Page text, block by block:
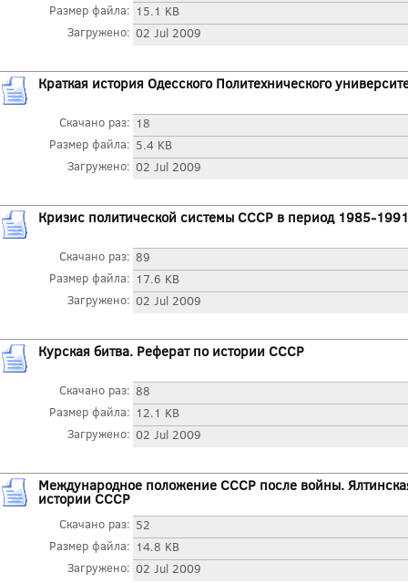
Размер файла: 15.1 KB
Загружено: 02 Jul 2009
Краткая история Одесского Политехнического
Скачано раз: 18
Размер файла: 5.4 KB
Загружено: 02 Jul 2009
Кризис политической системы СССР в период 1985-
Скачано раз: 89
Размер файла: 17.6 KB
Загружено: 02 Jul 2009
Курская битва. Реферат по истории СССР
Скачано раз: 88
Размер файла: 12.1 KB
Загружено: 02 Jul 2009
Международное положение СССР после войны.
истории СССР
Скачано раз: 52
Размер файла: 14.8 KB
Загружено: 02 Jul 2009